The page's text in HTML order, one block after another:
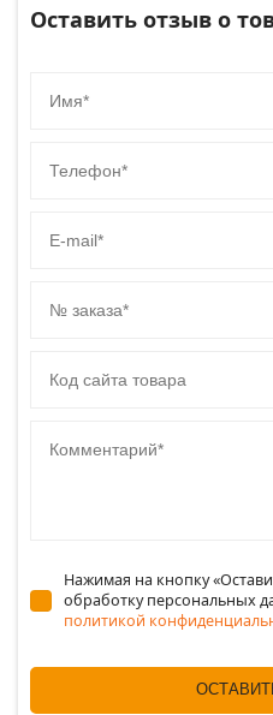
Оставить отзыв о
Нажимая на кнопку
обработку персональных
политикой